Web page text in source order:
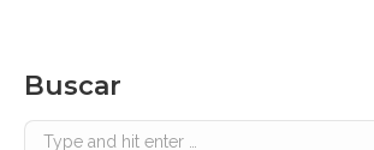
Buscar
Search: